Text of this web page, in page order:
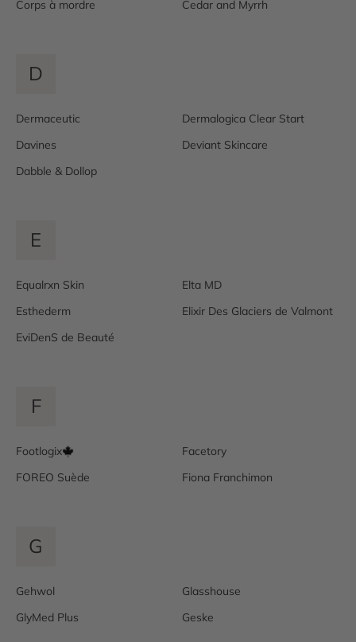
Corps à mordre Cedar and Myrrh
D
Dermaceutic
Dermalogica Clear Start
Davines
Deviant Skincare
Dabble & Dollop
E
Equalrxn Skin
Elta MD
Esthederm
Elixir Des Glaciers de Valmont
EviDenS de Beauté
F
Footlogix
Facetory
FOREO Suède
Fiona Franchimon
G
Gehwol
Glasshouse
GlyMed Plus
Geske